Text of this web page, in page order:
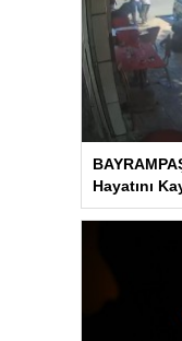
Hayatını